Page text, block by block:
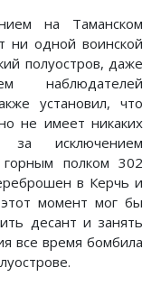
на Таманском
ни одной воинской
полуостров, даже
наблюдателей
установил, что
не имеет никаких
за исключением
полком 302
в Керчь и
момент мог бы
десант и занять
все время бомбила